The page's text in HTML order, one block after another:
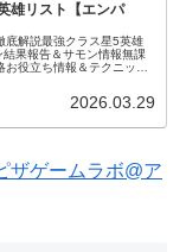
雄リスト【エンパ
底解説最強クラス星5英雄
果報告＆サモン情報無課
お役立ち情報＆テクニック
2026.03.29
ザゲームラボ@ア